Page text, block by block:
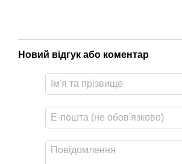
Новий відгук або коментар